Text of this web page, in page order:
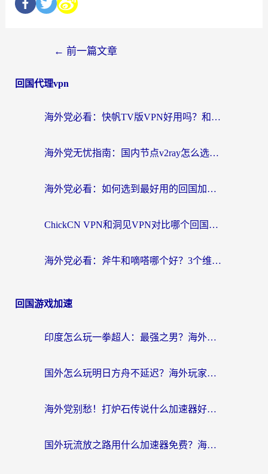
← 前一篇文章
回国代理vpn
海外党必看：快帆TV版VPN好用吗？和快游VPN对比哪个回国效果更好？附实用避坑指南
海外党无忧指南：国内节点v2ray怎么选？一键回国VPN+多场景实测帮你避坑
海外党必看：如何选到最好用的回国加速器？从节点到售后的全维度指南
ChickCN VPN和洞见VPN对比哪个回国效果更好？海外党亲测3款加速器+避坑指南
海外党必看：斧牛和嘀嗒哪个好？3个维度教你选对回国加速器
回国游戏加速
印度怎么玩一拳超人：最强之男？海外党国服游戏加速避坑指南
国外怎么玩明日方舟不延迟？海外玩家国服游戏加速终极指南（附DNF梦幻诛仙解决方案）
海外党别愁！打炉石传说什么加速器好用？3个实用技巧解决国服游戏卡顿
国外玩流放之路用什么加速器免费？海外党亲测有效的国服游戏加速指南